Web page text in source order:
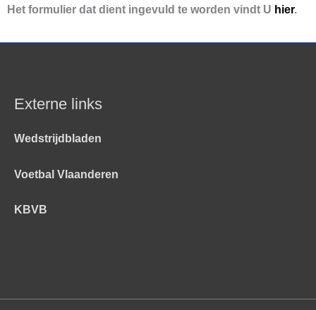
Het formulier dat dient ingevuld te worden vindt U hier.
Externe links
Wedstrijdbladen
Voetbal Vlaanderen
KBVB